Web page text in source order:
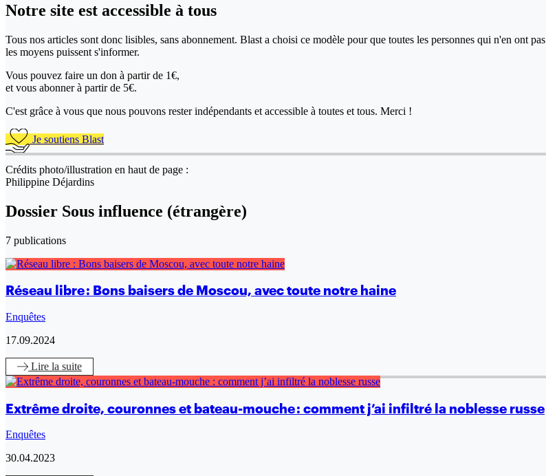
Notre site est accessible à tous
Tous nos articles sont donc lisibles, sans abonnement. Blast a choisi ce modèle pour que toutes les personnes qui n'en ont pas
les moyens puissent s'informer.
Vous pouvez faire un don à partir de 1€,
et vous abonner à partir de 5€.
C'est grâce à vous que nous pouvons rester indépendants et accessible à toutes et tous. Merci !
Je soutiens Blast
Crédits photo/illustration en haut de page :
Philippine Déjardins
Dossier Sous influence (étrangère)
7 publications
Réseau libre : Bons baisers de Moscou, avec toute notre haine
Enquêtes
17.09.2024
Lire la suite
Extrême droite, couronnes et bateau-mouche : comment j’ai infiltré la noblesse russe
Enquêtes
30.04.2023